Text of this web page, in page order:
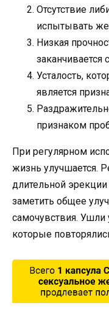
Отсутствие
испытывать
Низкая
Усталость,
является
признаком
При регулярном
жизнь улучшается.
длительной
заметить общее
самочувствия. Ушли
которые